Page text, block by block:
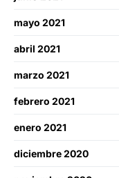
mayo 2021
abril 2021
marzo 2021
febrero 2021
enero 2021
diciembre 2020